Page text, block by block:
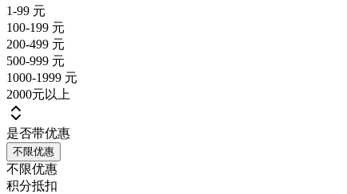
1-99 元
100-199 元
200-499 元
500-999 元
1000-1999 元
2000元以上
是否带优惠
不限优惠
不限优惠
积分抵扣